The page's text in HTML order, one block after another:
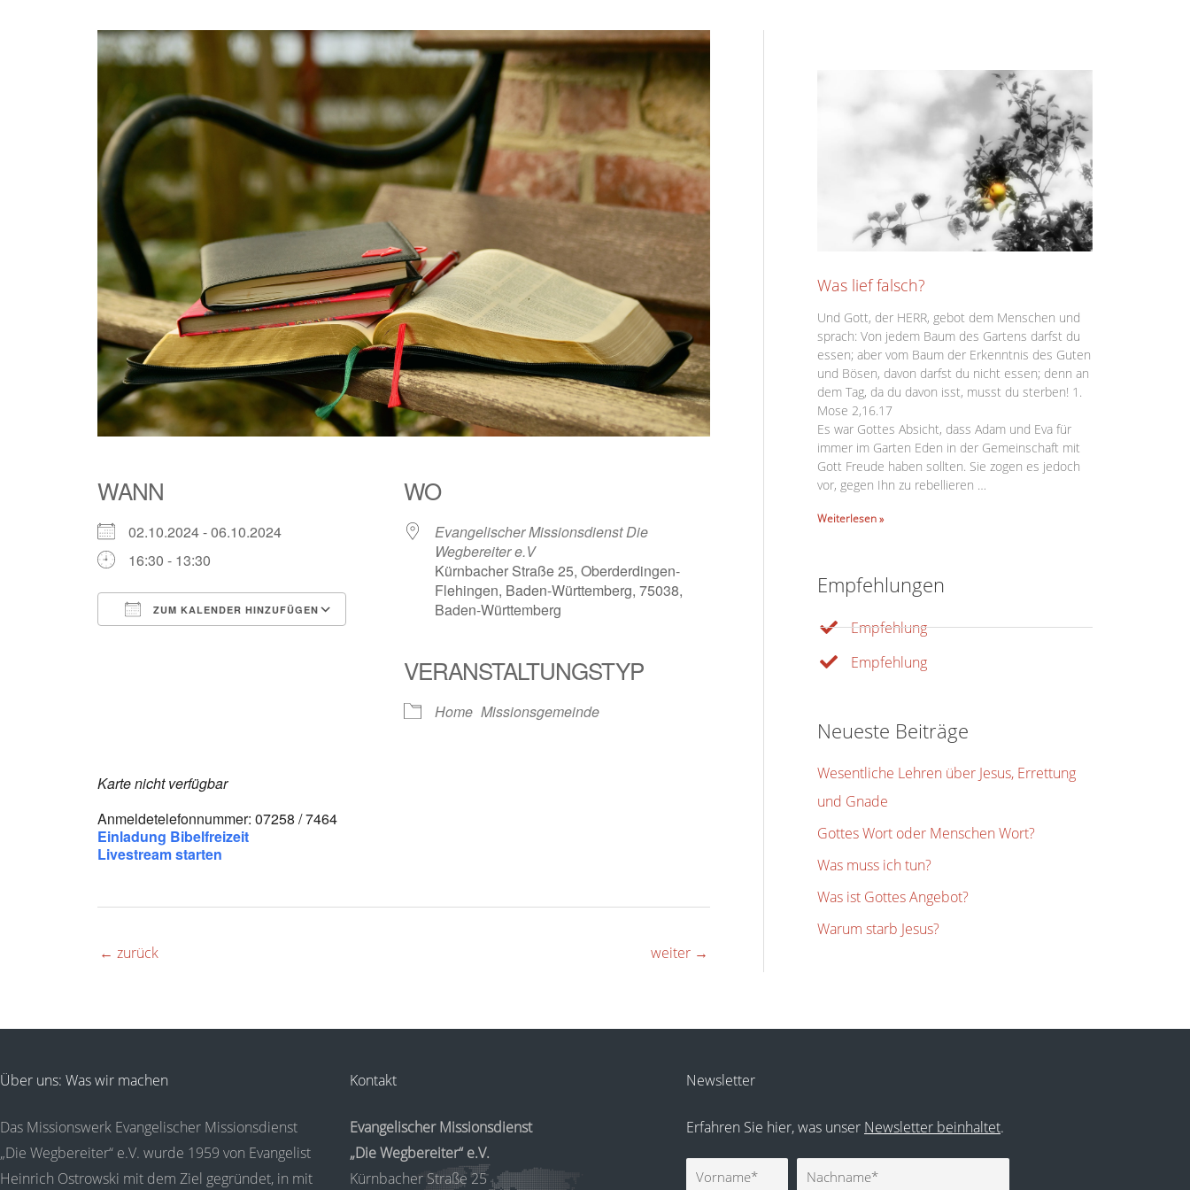
WANN
02.10.2024 - 06.10.2024
16:30 - 13:30
ZUM KALENDER HINZUFÜGEN
Office 365
WO
Evangelischer Missionsdienst Die
Wegbereiter e.V
Kürnbacher Straße 25, Oberderdingen-
Flehingen, Baden-Württemberg, 75038,
Baden-Württemberg
VERANSTALTUNGSTYP
Home Missionsgemeinde
Karte nicht verfügbar
Anmeldetelefonnummer: 07258 / 7464
Einladung Bibelfreizeit
Livestream starten
← zurück weiter →
Was lief falsch?
Und Gott, der HERR, gebot dem Menschen und
sprach: Von jedem Baum des Gartens darfst du
essen; aber vom Baum der Erkenntnis des Guten
und Bösen, davon darfst du nicht essen; denn an
dem Tag, da du davon isst, musst du sterben! 1.
Mose 2,16.17
Es war Gottes Absicht, dass Adam und Eva für
immer im Garten Eden in der Gemeinschaft mit
Gott Freude haben sollten. Sie zogen es jedoch
vor, gegen Ihn zu rebellieren …
Weiterlesen »
Empfehlungen
Empfehlung
Empfehlung
Neueste Beiträge
Wesentliche Lehren über Jesus, Errettung
und Gnade
Gottes Wort oder Menschen Wort?
Was muss ich tun?
Was ist Gottes Angebot?
Warum starb Jesus?
Über uns: Was wir machen
Das Missionswerk Evangelischer Missionsdienst
„Die Wegbereiter“ e.V. wurde 1959 von Evangelist
Heinrich Ostrowski mit dem Ziel gegründet, in mit
Kontakt
Evangelischer Missionsdienst
„Die Wegbereiter“ e.V.
Kürnbacher Straße 25
Newsletter
Erfahren Sie hier, was unser Newsletter beinhaltet.
Vorname Nachname